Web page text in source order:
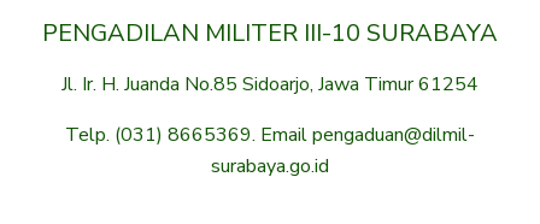
PENGADILAN MILITER III-10 SURABAYA
Jl. Ir. H. Juanda No.85 Sidoarjo, Jawa Timur 61254
Telp. (031) 8665369. Email pengaduan@dilmil-
surabaya.go.id